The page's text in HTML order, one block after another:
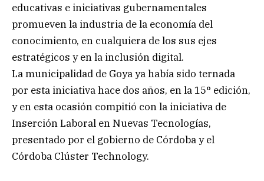
educativas e iniciativas gubernamentales
promueven la industria de la economía del
conocimiento, en cualquiera de los sus ejes
estratégicos y en la inclusión digital.
La municipalidad de Goya ya había sido ternada
por esta iniciativa hace dos años, en la 15° edición,
y en esta ocasión compitió con la iniciativa de
Inserción Laboral en Nuevas Tecnologías,
presentado por el gobierno de Córdoba y el
Córdoba Clúster Technology.